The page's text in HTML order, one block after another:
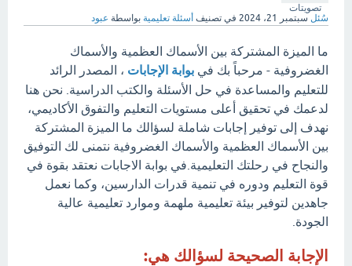
تصويتات
سُئل سبتمبر 21، 2024 في تصنيف أسئلة تعليمية بواسطة عبود
ما الميزة المشتركة بين الأسماك العظمية والأسماك
الغضروفية - مرحباً بك في بوابة الإجابات ، المصدر الرائد
للتعليم والمساعدة في حل الأسئلة والكتب الدراسية. نحن هنا
لدعمك في تحقيق أعلى مستويات التعليم والتفوق الأكاديمي،
نهدف إلى توفير إجابات شاملة لسؤالك ما الميزة المشتركة
بين الأسماك العظمية والأسماك الغضروفية نتمنى لك التوفيق
والنجاح في رحلتك التعليمية.في بوابة الاجابات نعتقد بقوة في
قوة التعليم ودوره في تنمية قدرات الدارسين، وكما نعمل
جاهدين لتوفير بيئة تعليمية ملهمة وموارد تعليمية عالية
الجودة.
الإجابة الصحيحة لسؤالك هي: